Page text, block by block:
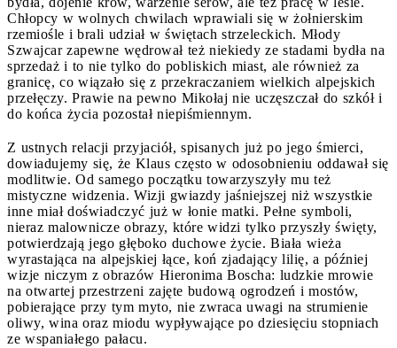
Chłopcy w wolnych chwilach wprawiali się w żołnierskim
rzemiośle i brali udział w świętach strzeleckich. Młody
Szwajcar zapewne wędrował też niekiedy ze stadami bydła na
sprzedaż i to nie tylko do pobliskich miast, ale również za
granicę, co wiązało się z przekraczaniem wielkich alpejskich
przełęczy. Prawie na pewno Mikołaj nie uczęszczał do szkół i
do końca życia pozostał niepiśmiennym.
Z ustnych relacji przyjaciół, spisanych już po jego śmierci,
dowiadujemy się, że Klaus często w odosobnieniu oddawał się
modlitwie. Od samego początku towarzyszyły mu też
mistyczne widzenia. Wizji gwiazdy jaśniejszej niż wszystkie
inne miał doświadczyć już w łonie matki. Pełne symboli,
nieraz malownicze obrazy, które widzi tylko przyszły święty,
potwierdzają jego głęboko duchowe życie. Biała wieża
wyrastająca na alpejskiej łące, koń zjadający lilię, a później
wizje niczym z obrazów Hieronima Boscha: ludzkie mrowie
na otwartej przestrzeni zajęte budową ogrodzeń i mostów,
pobierające przy tym myto, nie zwraca uwagi na strumienie
oliwy, wina oraz miodu wypływające po dziesięciu stopniach
ze wspaniałego pałacu.